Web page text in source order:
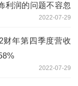
利润的问题不容忽
2022-07-29
财年第四季度营收
2022-07-29